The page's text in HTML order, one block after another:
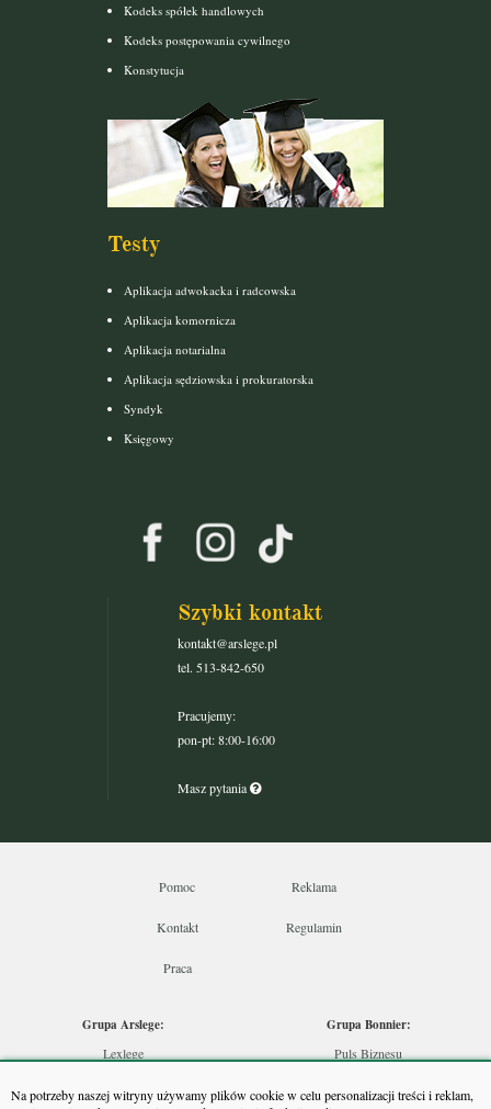
Na potrzeby naszej witryny używamy plików cookie w celu personalizacji treści i reklam,
Kodeks spółek handlowych
Kodeks postępowania cywilnego
Konstytucja
Testy
Aplikacja adwokacka i radcowska
Aplikacja komornicza
Aplikacja notarialna
Aplikacja sędziowska i prokuratorska
Syndyk
Księgowy
Szybki kontakt
kontakt@arslege.pl
tel. 513-842-650
Pracujemy:
pon-pt: 8:00-16:00
Masz pytania
Pomoc Reklama
Kontakt Regulamin
Praca
Grupa Arslege:
Lexlege
Grupa Bonnier:
Puls Biznesu